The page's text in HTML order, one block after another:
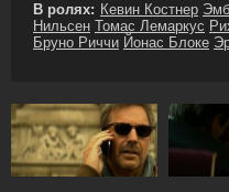
В ролях: Кевин Костнер
Нильсен Томас Лемаркус
Бруно Риччи Йонас Блоке